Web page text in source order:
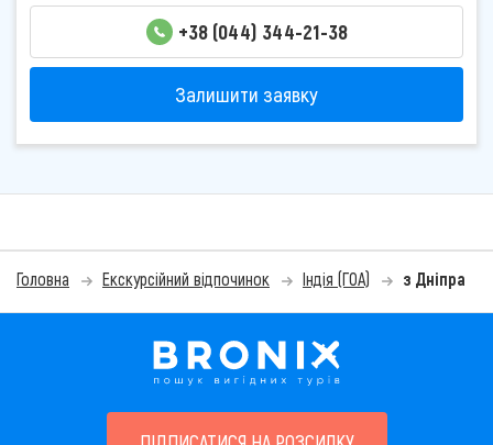
+38 (044) 344-21-38
Залишити заявку
Головна Екскурсійний відпочинок Індія (ГОА) з Дніпра